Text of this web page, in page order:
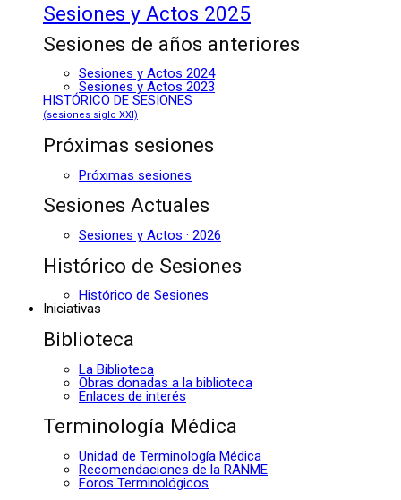
Sesiones y Actos 2025
Sesiones de años anteriores
Sesiones y Actos 2024
Sesiones y Actos 2023
HISTÓRICO DE SESIONES
(sesiones siglo XXI)
Próximas sesiones
Próximas sesiones
Sesiones Actuales
Sesiones y Actos · 2026
Histórico de Sesiones
Histórico de Sesiones
Iniciativas
Biblioteca
La Biblioteca
Obras donadas a la biblioteca
Enlaces de interés
Terminología Médica
Unidad de Terminología Médica
Recomendaciones de la RANME
Foros Terminológicos